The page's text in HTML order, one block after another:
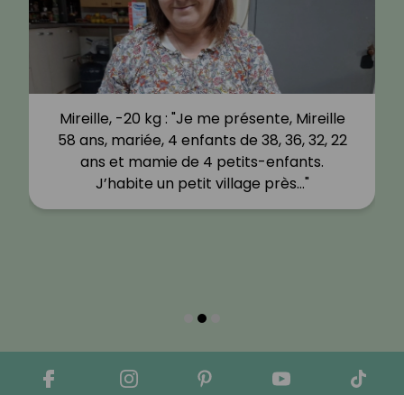
Mireille, -20 kg : "Je me présente, Mireille
58 ans, mariée, 4 enfants de 38, 36, 32, 22
ans et mamie de 4 petits-enfants.
J’habite un petit village près…"